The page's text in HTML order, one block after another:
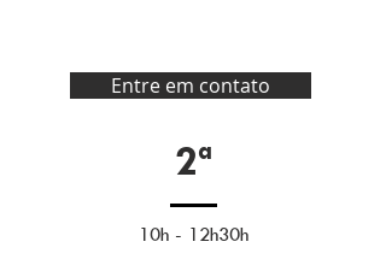
Entre em contato
2ª
10h - 12h30h